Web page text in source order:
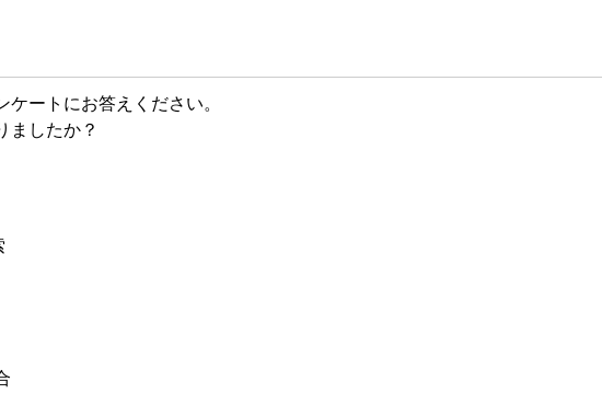
ケートにお答えください。
ましたか？